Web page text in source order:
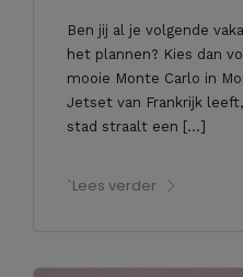
Ben jij al je volgende
het plannen? Kies dan
mooie Monte Carlo in
Jetset van Frankrijk
stad straalt een […]
`Lees verder